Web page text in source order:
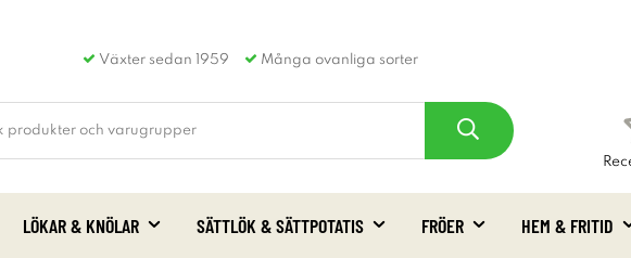
Växter sedan 1959 Många ovanliga sorter
LÖKAR & KNÖLAR SÄTTLÖK & SÄTTPOTATIS FRÖER HEM & FRITID